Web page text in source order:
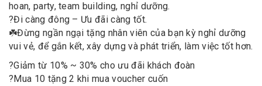
hoan, party, team building, nghỉ dưỡng.
?Đi càng đông – Ưu đãi càng tốt.
☘️Đừng ngần ngại tặng nhân viên của bạn kỳ nghỉ dưỡng
vui vẻ, để gắn kết, xây dựng và phát triển, làm việc tốt hơn.
?Giảm từ 10% ~ 30% cho ưu đãi khách đoàn
?Mua 10 tặng 2 khi mua voucher cuốn